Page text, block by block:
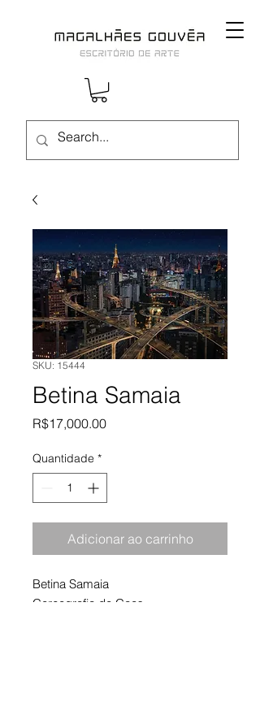
SKU: 15444
Betina Samaia
R$17,000.00Preço
Quantidade *
Adicionar ao carrinho
Betina Samaia
Coreografia do Caos